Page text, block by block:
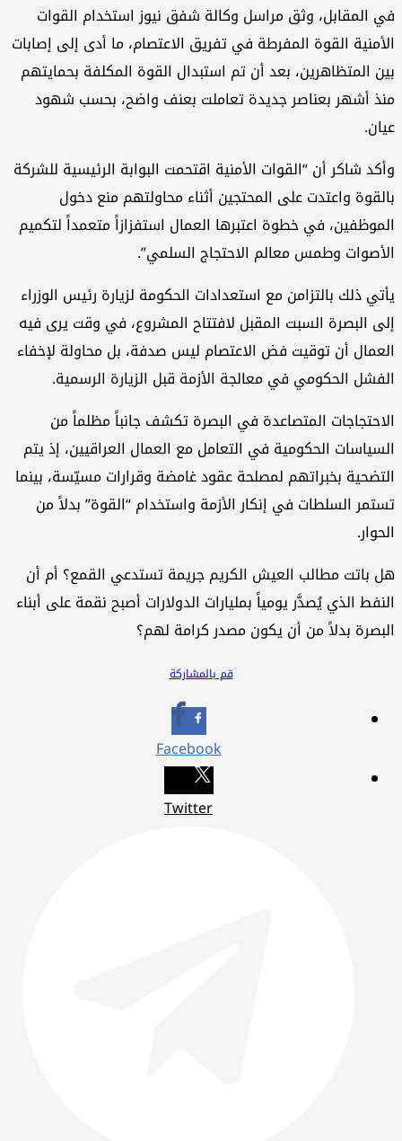
في المقابل، وثق مراسل وكالة شفق نيوز استخدام القوات
الأمنية القوة المفرطة في تفريق الاعتصام، ما أدى إلى إصابات
بين المتظاهرين، بعد أن تم استبدال القوة المكلفة بحمايتهم
منذ أشهر بعناصر جديدة تعاملت بعنف واضح، بحسب شهود
عيان.
وأكد شاكر أن “القوات الأمنية اقتحمت البوابة الرئيسية للشركة
بالقوة واعتدت على المحتجين أثناء محاولتهم منع دخول
الموظفين، في خطوة اعتبرها العمال استفزازاً متعمداً لتكميم
الأصوات وطمس معالم الاحتجاج السلمي”.
يأتي ذلك بالتزامن مع استعدادات الحكومة لزيارة رئيس الوزراء
إلى البصرة السبت المقبل لافتتاح المشروع، في وقت يرى فيه
العمال أن توقيت فض الاعتصام ليس صدفة، بل محاولة لإخفاء
الفشل الحكومي في معالجة الأزمة قبل الزيارة الرسمية.
الاحتجاجات المتصاعدة في البصرة تكشف جانباً مظلماً من
السياسات الحكومية في التعامل مع العمال العراقيين، إذ يتم
التضحية بخبراتهم لمصلحة عقود غامضة وقرارات مسيّسة، بينما
تستمر السلطات في إنكار الأزمة واستخدام “القوة” بدلاً من
الحوار.
هل باتت مطالب العيش الكريم جريمة تستدعي القمع؟ أم أن
النفط الذي يُصدَّر يومياً بمليارات الدولارات أصبح نقمة على أبناء
البصرة بدلاً من أن يكون مصدر كرامة لهم؟
قم بالمشاركة
Facebook
Twitter